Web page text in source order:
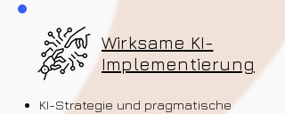
Wirksame KI-
Implementierung
KI-Strategie und pragmatische